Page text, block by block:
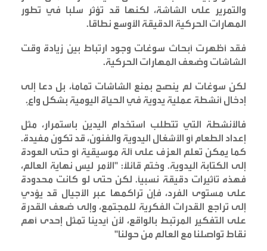
والتمرير على الشاشة، لكنها قد تؤثر سلبا في تطور
المهارات الحركية الدقيقة الأوسع نطاقا.
فقد أظهرت أبحاث سوغات وجود ارتباط بين زيادة وقت
الشاشات وضعف المهارات الحركية.
لكن سوغات لم ينصح بمنع الشاشات تمامًا، بل دعا إلى
إدخال أنشطة عملية يدوية في الحياة اليومية بشكل واعٍ.
فالأنشطة التي تتطلب استخدام اليدين باستمرار، مثل
إعداد الطعام أو الأشغال اليدوية والفنون، قد تكون مفيدة.
كما يمكن تعلم العزف على آلة موسيقية أو حتى العودة
إلى الكتابة اليدوية. وختم قائلًا: "الأمر ليس نهاية العالم،
فهذه تأثيرات دقيقة نسبيًا. لكن حتى لو كانت محدودة
على مستوى الفرد، فإن تراكمها عبر الأجيال قد يؤدي
إلى تراجع القدرات الفكرية للمجتمع، وإلى ضعف القدرة
على التفكير المرتبط بالواقع، لأن أيدينا تمثل إحدى أهم
نقاط تواصلنا مع العالم من حولنا"